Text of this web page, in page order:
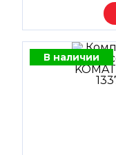
В наличии